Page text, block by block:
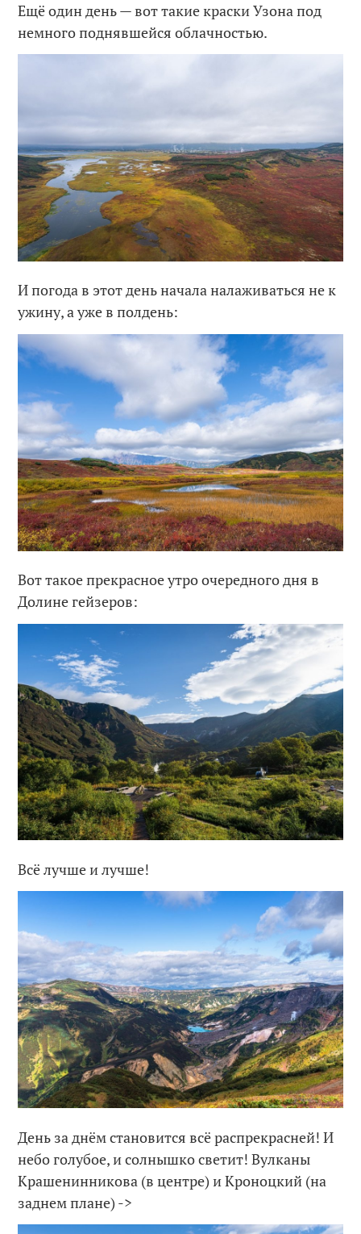
Ещё один день — вот такие краски Узона под
немного поднявшейся облачностью.
И погода в этот день начала налаживаться не к
ужину, а уже в полдень:
Вот такое прекрасное утро очередного дня в
Долине гейзеров:
Всё лучше и лучше!
День за днём становится всё распрекрасней! И
небо голубое, и солнышко светит! Вулканы
Крашенинникова (в центре) и Кроноцкий (на
заднем плане) ->